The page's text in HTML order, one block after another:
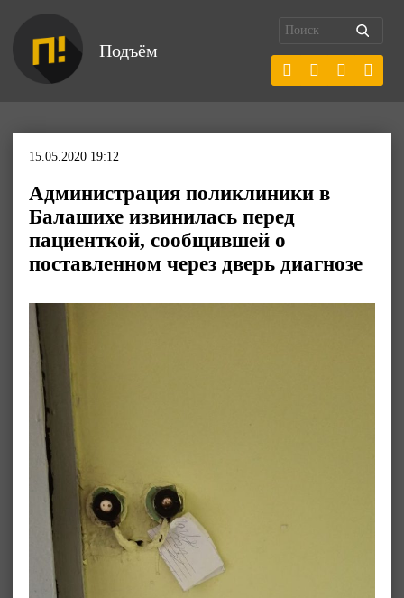
Подъём
15.05.2020 19:12
Администрация поликлиники в
Балашихе извинилась перед
пациенткой, сообщившей о
поставленном через дверь диагнозе